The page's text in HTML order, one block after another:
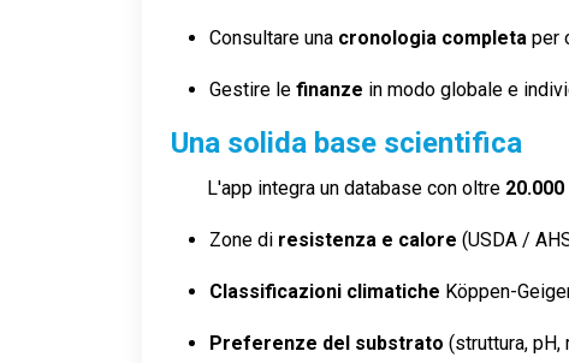
Consultare una cronologia completa per
Gestire le finanze in modo globale e
Una solida base scientifica
L'app integra un database con oltre
Zone di resistenza e calore (USDA /
Classificazioni climatiche Köppen-
Preferenze del substrato (struttura,